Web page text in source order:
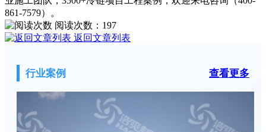
861-7579）。
阅读次数： 197
返回文章列表
行业案例 查看更多